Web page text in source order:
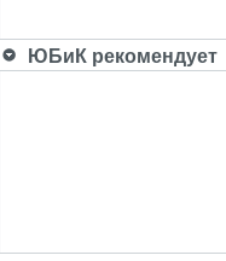
ЮБиК рекомендует